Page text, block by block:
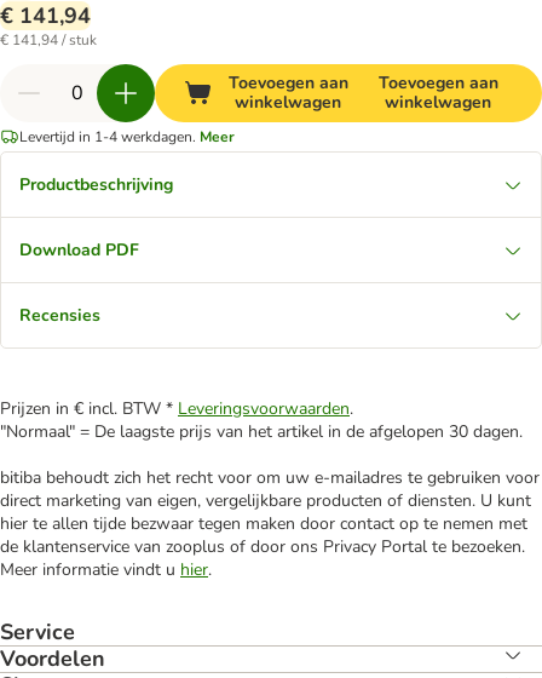
€ 141,94
€ 141,94 / stuk
Toevoegen aan
winkelwagen
Toevoegen aan
winkelwagen
Levertijd in 1-4 werkdagen. Meer
Productbeschrijving
Download PDF
Recensies
Prijzen in € incl. BTW * Leveringsvoorwaarden.
"Normaal" = De laagste prijs van het artikel in de afgelopen 30 dagen.
bitiba behoudt zich het recht voor om uw e-mailadres te gebruiken voor
direct marketing van eigen, vergelijkbare producten of diensten. U kunt
hier te allen tijde bezwaar tegen maken door contact op te nemen met
de klantenservice van zooplus of door ons Privacy Portal te bezoeken.
Meer informatie vindt u hier.
Service
Voordelen